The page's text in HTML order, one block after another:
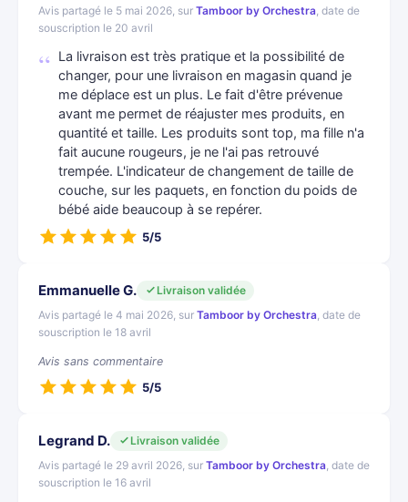
Avis partagé le 5 mai 2026, sur Tamboor by Orchestra, date de
souscription le 20 avril
La livraison est très pratique et la possibilité de
changer, pour une livraison en magasin quand je
me déplace est un plus. Le fait d'être prévenue
avant me permet de réajuster mes produits, en
quantité et taille. Les produits sont top, ma fille n'a
fait aucune rougeurs, je ne l'ai pas retrouvé
trempée. L'indicateur de changement de taille de
couche, sur les paquets, en fonction du poids de
bébé aide beaucoup à se repérer.
5/5
Emmanuelle G.
Livraison validée
Avis partagé le 4 mai 2026, sur Tamboor by Orchestra, date de
souscription le 18 avril
Avis sans commentaire
5/5
Legrand D.
Livraison validée
Avis partagé le 29 avril 2026, sur Tamboor by Orchestra, date de
souscription le 16 avril